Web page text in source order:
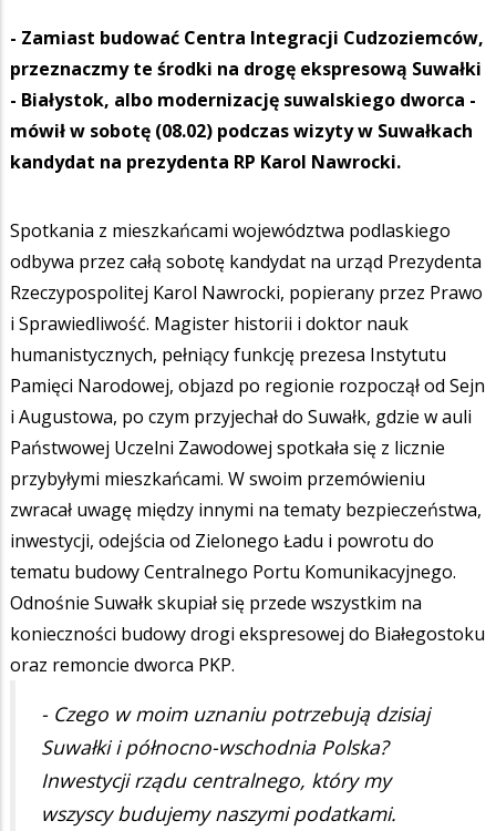
- Zamiast budować Centra Integracji Cudzoziemców,
przeznaczmy te środki na drogę ekspresową Suwałki
- Białystok, albo modernizację suwalskiego dworca -
mówił w sobotę (08.02) podczas wizyty w Suwałkach
kandydat na prezydenta RP Karol Nawrocki.
Spotkania z mieszkańcami województwa podlaskiego
odbywa przez całą sobotę kandydat na urząd Prezydenta
Rzeczypospolitej Karol Nawrocki, popierany przez Prawo
i Sprawiedliwość. Magister historii i doktor nauk
humanistycznych, pełniący funkcję prezesa Instytutu
Pamięci Narodowej, objazd po regionie rozpoczął od Sejn
i Augustowa, po czym przyjechał do Suwałk, gdzie w auli
Państwowej Uczelni Zawodowej spotkała się z licznie
przybyłymi mieszkańcami. W swoim przemówieniu
zwracał uwagę między innymi na tematy bezpieczeństwa,
inwestycji, odejścia od Zielonego Ładu i powrotu do
tematu budowy Centralnego Portu Komunikacyjnego.
Odnośnie Suwałk skupiał się przede wszystkim na
konieczności budowy drogi ekspresowej do Białegostoku
oraz remoncie dworca PKP.
- Czego w moim uznaniu potrzebują dzisiaj
Suwałki i północno-wschodnia Polska?
Inwestycji rządu centralnego, który my
wszyscy budujemy naszymi podatkami.